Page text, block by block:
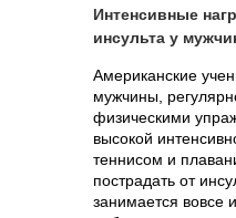
Интенсивные
инсульта у
Американские
мужчины,
физическими
высокой
теннисом и
пострадать от
занимается вовсе